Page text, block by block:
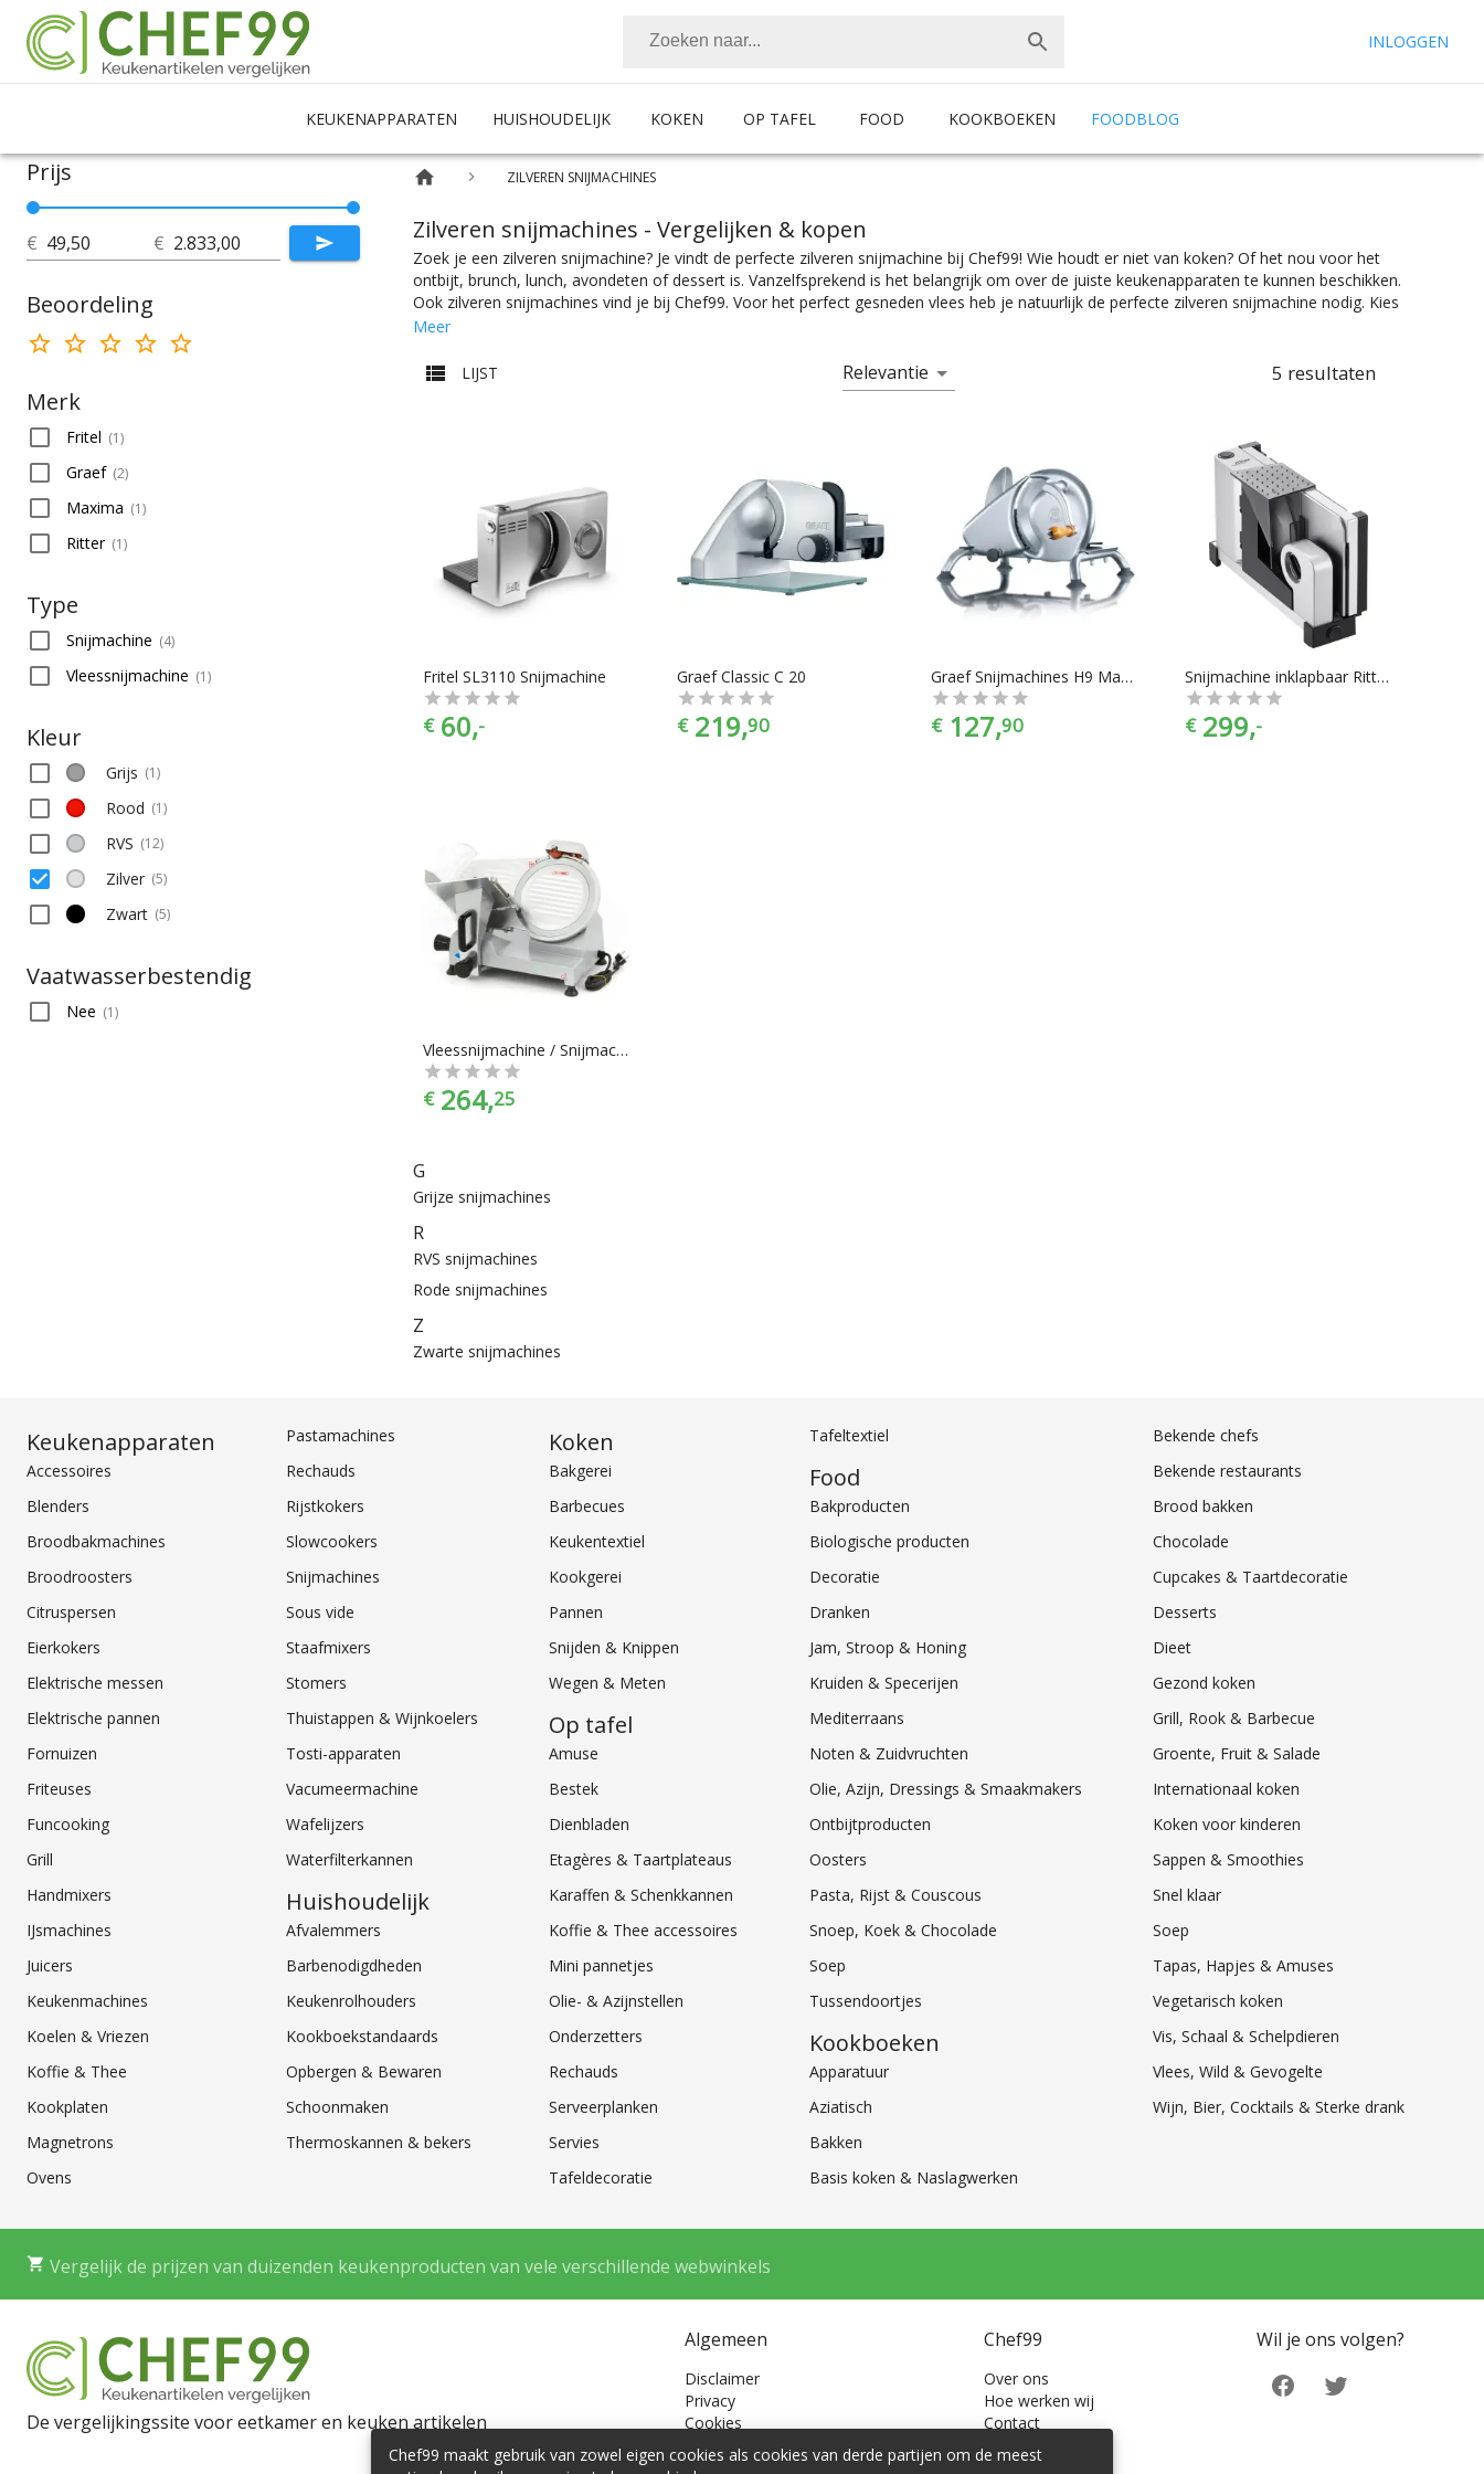
INLOGGEN
KEUKENAPPARATEN HUISHOUDELIJK KOKEN OP TAFEL FOOD KOOKBOEKEN FOODBLOG
Prijs
€ €
Beoordeling
Merk
Fritel (1)
Graef (2)
Maxima (1)
Ritter (1)
Type
Snijmachine (4)
Vleessnijmachine (1)
Kleur
Grijs (1)
Rood (1)
RVS (12)
Zilver (5)
Zwart (5)
Vaatwasserbestendig
Nee (1)
ZILVEREN SNIJMACHINES
Zilveren snijmachines - Vergelijken & kopen
Zoek je een zilveren snijmachine? Je vindt de perfecte zilveren snijmachine bij Chef99! Wie houdt er niet van koken? Of het nou voor het
ontbijt, brunch, lunch, avondeten of dessert is. Vanzelfsprekend is het belangrijk om over de juiste keukenapparaten te kunnen beschikken.
Ook zilveren snijmachines vind je bij Chef99. Voor het perfect gesneden vlees heb je natuurlijk de perfecte zilveren snijmachine nodig. Kies
makkelijk het product met de juiste specificaties. Of je nou een snijmachine zoekt die een inklapbaar is, of één die je voor vast op het
er te vinden in alle prijscategorieën, voor ieder is er wel wat wils. En met ook nog eens de juiste merkselectie vind je makkelijk jouw
Meer
LIJST Relevantie 5 resultaten
Fritel SL3110 Snijmachine
€ 60,-
Graef Classic C 20
€ 219,90
Graef Snijmachines H9 Manuelle
€ 127,90
Snijmachine inklapbaar Ritter Elexa 7
€ 299,-
Vleessnijmachine / Snijmachine 250 mm
€ 264,25
G
Grijze snijmachines
R
RVS snijmachines
Rode snijmachines
Z
Zwarte snijmachines
Keukenapparaten
Accessoires
Blenders
Broodbakmachines
Broodroosters
Citruspersen
Eierkokers
Elektrische messen
Elektrische pannen
Fornuizen
Friteuses
Funcooking
Grill
Handmixers
IJsmachines
Juicers
Keukenmachines
Koelen & Vriezen
Koffie & Thee
Kookplaten
Magnetrons
Ovens
Pastamachines
Rechauds
Rijstkokers
Slowcookers
Snijmachines
Sous vide
Staafmixers
Stomers
Thuistappen & Wijnkoelers
Tosti-apparaten
Vacumeermachine
Wafelijzers
Waterfilterkannen
Huishoudelijk
Afvalemmers
Barbenodigdheden
Keukenrolhouders
Kookboekstandaards
Opbergen & Bewaren
Schoonmaken
Thermoskannen & bekers
Koken
Bakgerei
Barbecues
Keukentextiel
Kookgerei
Pannen
Snijden & Knippen
Wegen & Meten
Op tafel
Amuse
Bestek
Dienbladen
Etagères & Taartplateaus
Karaffen & Schenkkannen
Koffie & Thee accessoires
Mini pannetjes
Olie- & Azijnstellen
Onderzetters
Rechauds
Serveerplanken
Servies
Tafeldecoratie
Tafeltextiel
Food
Bakproducten
Biologische producten
Decoratie
Dranken
Jam, Stroop & Honing
Kruiden & Specerijen
Mediterraans
Noten & Zuidvruchten
Olie, Azijn, Dressings & Smaakmakers
Ontbijtproducten
Oosters
Pasta, Rijst & Couscous
Snoep, Koek & Chocolade
Soep
Tussendoortjes
Kookboeken
Apparatuur
Aziatisch
Bakken
Basis koken & Naslagwerken
Bekende chefs
Bekende restaurants
Brood bakken
Chocolade
Cupcakes & Taartdecoratie
Desserts
Dieet
Gezond koken
Grill, Rook & Barbecue
Groente, Fruit & Salade
Internationaal koken
Koken voor kinderen
Sappen & Smoothies
Snel klaar
Soep
Tapas, Hapjes & Amuses
Vegetarisch koken
Vis, Schaal & Schelpdieren
Vlees, Wild & Gevogelte
Wijn, Bier, Cocktails & Sterke drank
Vergelijk de prijzen van duizenden keukenproducten van vele verschillende webwinkels
De vergelijkingssite voor eetkamer en keuken artikelen
Algemeen
Disclaimer
Privacy
Cookies
Cookie voorkeuren
Chef99
Over ons
Hoe werken wij
Contact
Wil je ons volgen?
Chef99 maakt gebruik van zowel eigen cookies als cookies van derde partijen om de meest